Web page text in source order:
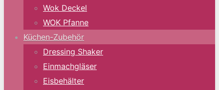
Wok Deckel
WOK Pfanne
Küchen-Zubehör
Dressing Shaker
Einmachgläser
Eisbehälter